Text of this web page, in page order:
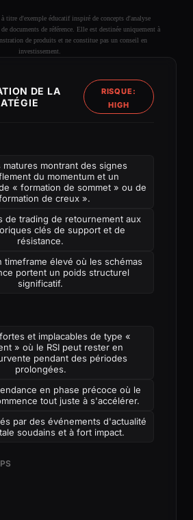
titre d'exemple éducatif inspiré de concepts d'analyse
documents de référence. Elle est destinée uniquement à
de produits et ne constitue pas un conseil en
investissement.
DE LA
RISQUE:
HIGH
matures montrant des signes
du momentum et un
« formation de sommet » ou de
de creux ».
de trading de retournement aux
clés de support et de
résistance.
timeframe élevé où les schémas
portent un poids structurel
significatif.
et implacables de type «
» où le RSI peut rester en
pendant des périodes
prolongées.
en phase précoce où le
tout juste à s'accélérer.
par des événements d'actualité
soudains et à fort impact.